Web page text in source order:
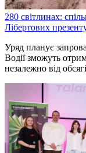
280 світлинах:
Лібертових
Уряд планує
Водії зможуть
незалежно від